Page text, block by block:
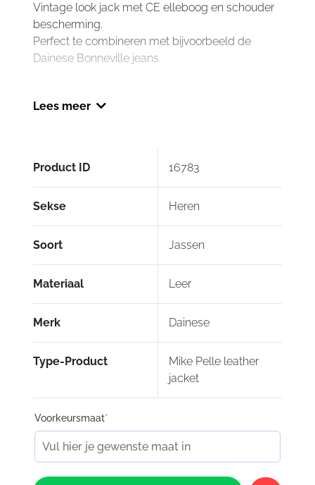
Vintage look jack met CE elleboog en schouder
bescherming.
Perfect te combineren met bijvoorbeeld de
Dainese Bonneville jeans.
Lees meer
Product ID 16783
Sekse Heren
Soort Jassen
Materiaal Leer
Merk Dainese
Type-Product
Mike Pelle leather
jacket
Voorkeursmaat*
Dainese